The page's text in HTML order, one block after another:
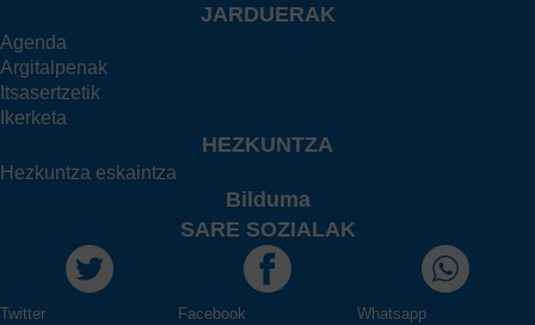
JARDUERAK
Agenda
Argitalpenak
Itsasertzetik
Ikerketa
HEZKUNTZA
Hezkuntza eskaintza
Bilduma
SARE SOZIALAK
Twitter Facebook Whatsapp